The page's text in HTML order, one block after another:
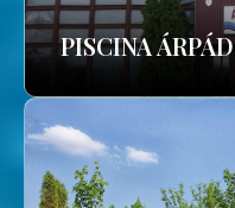
PISCINA ÁRPÁD